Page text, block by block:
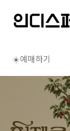
☀️예매하기